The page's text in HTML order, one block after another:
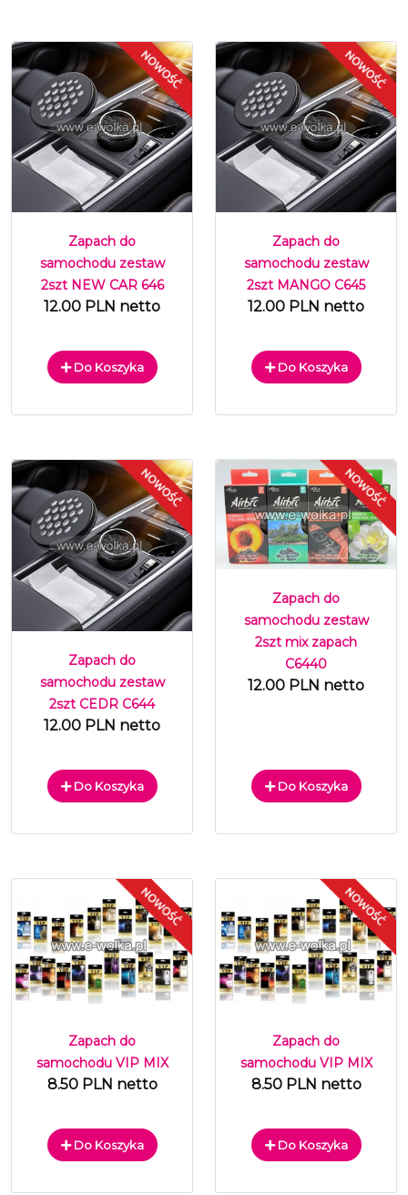
Zapach do
samochodu zestaw
2szt NEW CAR 646
12.00 PLN netto
Do Koszyka
Zapach do
samochodu zestaw
2szt MANGO C645
12.00 PLN netto
Do Koszyka
Zapach do
samochodu zestaw
2szt CEDR C644
12.00 PLN netto
Do Koszyka
Zapach do
samochodu zestaw
2szt mix zapach
C6440
12.00 PLN netto
Do Koszyka
Zapach do
samochodu VIP MIX
8.50 PLN netto
Do Koszyka
Zapach do
samochodu VIP MIX
8.50 PLN netto
Do Koszyka